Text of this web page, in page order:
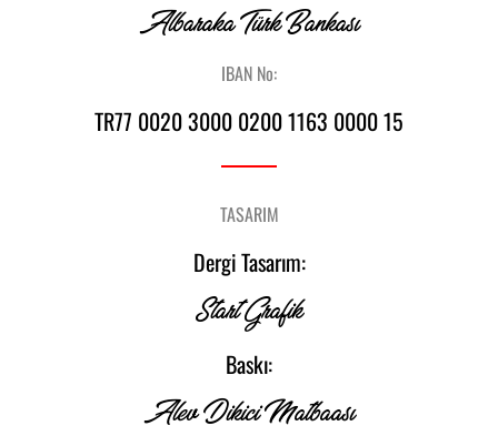
Albaraka Türk Bankası
IBAN No:
TR77 0020 3000 0200 1163 0000 15
TASARIM
Dergi Tasarım:
Start Grafik
Baskı:
Alev Dikici Matbaası